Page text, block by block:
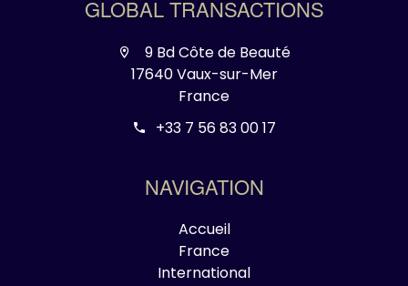
GLOBAL TRANSACTIONS
9 Bd Côte de Beauté
17640 Vaux-sur-Mer
France
+33 7 56 83 00 17
NAVIGATION
Accueil
France
International